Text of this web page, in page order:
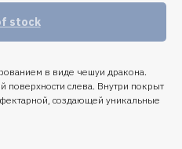
stock
в виде чешуи дракона.
поверхности слева. Внутри покрыт
создающей уникальные